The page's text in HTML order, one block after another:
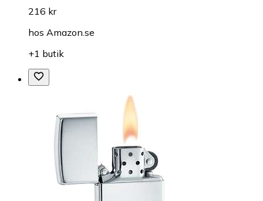
216 kr
hos Amazon.se
+1 butik